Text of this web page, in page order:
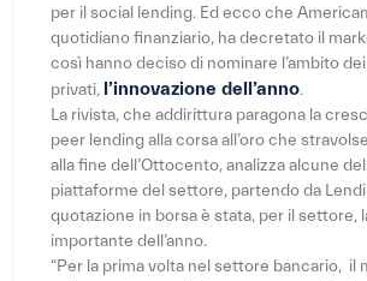
per il social lending. Ed ecco che
quotidiano finanziario, ha decretato il
così hanno deciso di nominare l’ambito
privati, l’innovazione dell’anno.
La rivista, che addirittura paragona la
peer lending alla corsa all’oro che
alla fine dell’Ottocento, analizza alcune
piattaforme del settore, partendo da
quotazione in borsa è stata, per il settore,
importante dell’anno.
“Per la prima volta nel settore bancario, il